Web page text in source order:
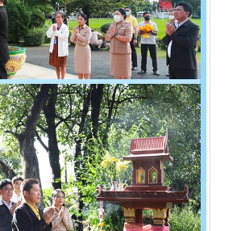
ประกาศวิทยาลัยเทคนิ
อุบลราชธานี การรับบุคคลเข้าศึกษาต่อ
ปีการศึกษา 2563 ประเภทโควตา
วท.อุบลฯ จัดประชุมเพื่อสร้าง
ความเข้าใจ เกี่ยวกับคู่มือ
Maintenance Training
Organisation Exposition (MTOE)